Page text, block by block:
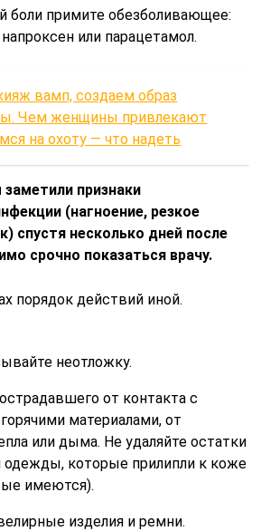
боли примите обезболивающее:
или парацетамол.
вамп, создаем образ
Чем женщины привлекают
на охоту — что надеть
признаки
(нагноение, резкое
спустя несколько дней после
срочно показаться врачу.
порядок действий иной.
неотложку.
от контакта с
материалами, от
или дыма. Не удаляйте остатки
которые прилипли к коже
имеются).
изделия и ремни.